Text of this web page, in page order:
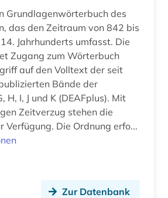
(1)
iberoromanistik (2)
(1)
Grundlagenwörterbuch des
das den Zeitraum von 842 bis
Jahrhunderts umfasst. Die
Wörterbuch
auf den Volltext der seit
Bände der
H, I, J und K (DEAFplus). Mit
Zeitverzug stehen die
Verfügung. Die Ordnung erfo...
Zur Datenbank